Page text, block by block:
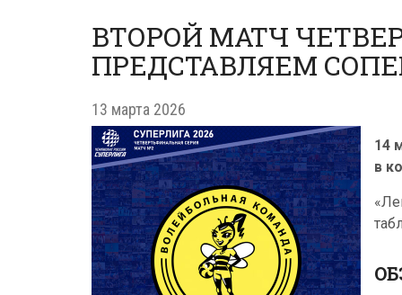
ВТОРОЙ МАТЧ
ПРЕДСТАВЛЯЕМ
13 марта 2026
14
в